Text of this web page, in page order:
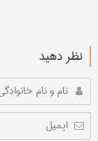
نظر دهید